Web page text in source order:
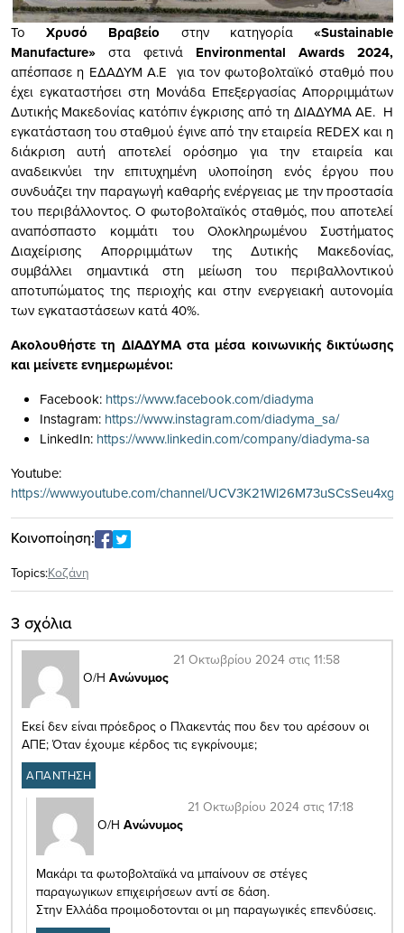
ΤοΧρυσό Βραβείο στην κατηγορία«Sustainable
Manufacture» στα φετινά Environmental Awards 2024,
απέσπασε η ΕΔΑΔΥΜ Α.Ε για τον φωτοβολταϊκό σταθμό που
έχει εγκαταστήσει στη Μονάδα Επεξεργασίας Απορριμμάτων
Δυτικής Μακεδονίας κατόπιν έγκρισης από τη ΔΙΑΔΥΜΑ ΑΕ. Η
εγκατάσταση του σταθμού έγινε από την εταιρεία REDEX και η
διάκριση αυτή αποτελεί ορόσημο για την εταιρεία και
αναδεικνύει την επιτυχημένη υλοποίηση ενός έργου που
συνδυάζει την παραγωγή καθαρής ενέργειας με την προστασία
του περιβάλλοντος. Ο φωτοβολταϊκός σταθμός, που αποτελεί
αναπόσπαστο κομμάτι του Ολοκληρωμένου Συστήματος
Διαχείρισης Απορριμμάτων της Δυτικής Μακεδονίας,
συμβάλλει σημαντικά στη μείωση του περιβαλλοντικού
αποτυπώματος της περιοχής και στην ενεργειακή αυτονομία
των εγκαταστάσεων κατά 40%.
Ακολουθήστε τη ΔΙΑΔΥΜΑ στα μέσα κοινωνικής δικτύωσης
και μείνετε ενημερωμένοι:
Facebook: https://www.facebook.com/diadyma
Instagram: https://www.instagram.com/diadyma_sa/
LinkedIn: https://www.linkedin.com/company/diadyma-sa
Youtube:
https://www.youtube.com/channel/UCV3K21Wl26M73uSCsSeu4xg
Κοινοποίηση:
Topics:Κοζάνη
3 σχόλια
Ο/Η Ανώνυμος
21 Οκτωβρίου 2024 στις 11:58
Εκεί δεν είναι πρόεδρος ο Πλακεντάς που δεν του αρέσουν οι
ΑΠΕ; Όταν έχουμε κέρδος τις εγκρίνουμε;
ΑΠΑΝΤΗΣΗ
Ο/Η Ανώνυμος
21 Οκτωβρίου 2024 στις 17:18
Μακάρι τα φωτοβολταϊκά να μπαίνουν σε στέγες
παραγωγικων επιχειρήσεων αντί σε δάση.
Στην Ελλάδα προιμοδοτονται οι μη παραγωγικές επενδύσεις.